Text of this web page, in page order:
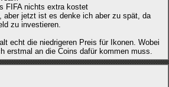
FIFA nichts extra kostet
aber jetzt ist es denke ich aber zu spät, da
zu investieren.
echt die niedrigeren Preis für Ikonen. Wobei
erstmal an die Coins dafür kommen muss.